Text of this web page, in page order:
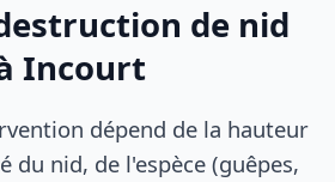
de nid
Incourt
dépend de la hauteur
du nid, de l'espèce (guêpes,